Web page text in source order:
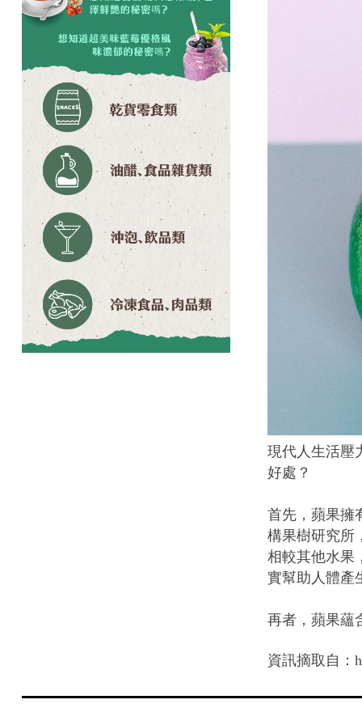
現代人生活壓
好處？
首先，蘋果擁
構果樹研究所
相較其他水果
實幫助人體產
再者，蘋果蘊
資訊摘取自：